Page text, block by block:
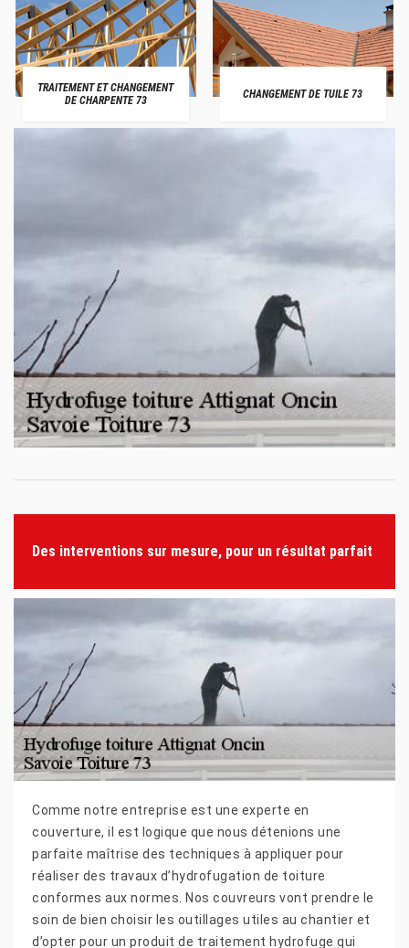
TRAITEMENT ET CHANGEMENT
DE CHARPENTE 73
CHANGEMENT DE TUILE 73
Des interventions sur mesure, pour un résultat parfait
Comme notre entreprise est une experte en
couverture, il est logique que nous détenions une
parfaite maîtrise des techniques à appliquer pour
réaliser des travaux d’hydrofugation de toiture
conformes aux normes. Nos couvreurs vont prendre le
soin de bien choisir les outillages utiles au chantier et
d’opter pour un produit de traitement hydrofuge qui